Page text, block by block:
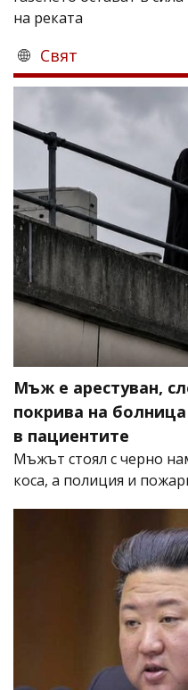
на реката
Свят
Мъж е арестуван,
покрива на
в пациентите
Мъжът стоял с черно
коса, а полиция и